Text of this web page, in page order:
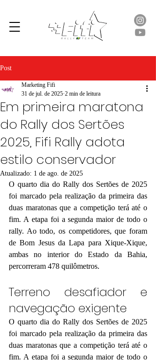
Post
Em primeira maratona
do Rally dos Sertões
2025, Fifi Rally adota
estilo conservador
Marketing Fifi
31 de jul. de 2025 2 min de leitura
Atualizado: 1 de ago. de 2025
O quarto dia do Rally dos Sertões de 2025
foi marcado pela realização da primeira das
duas maratonas que a competição terá até o
fim. A etapa foi a segunda maior de todo o
rally. Ao todo, os competidores, que foram
de Bom Jesus da Lapa para Xique-Xique,
ambas no interior do Estado da Bahia,
percorreram 478 quilômetros.
Terreno desafiador e
navegação exigente
O quarto dia do Rally dos Sertões de 2025
foi marcado pela realização da primeira das
duas maratonas que a competição terá até o
fim. A etapa foi a segunda maior de todo o